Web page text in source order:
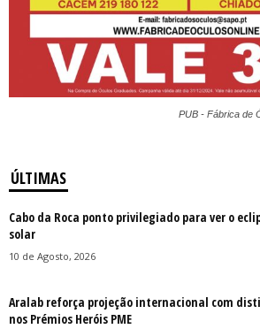
PUB - Fábrica de
ÚLTIMAS
Cabo da Roca ponto privilegiado para ver o
solar
10 de Agosto, 2026
Aralab reforça projeção internacional com
nos Prémios Heróis PME